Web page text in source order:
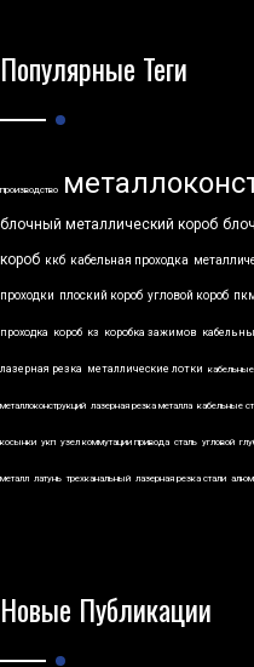
Популярные Теги
производство
блочный металлический короб
короб ккб кабельная проходка
проходки плоский короб угловой короб
проходка короб кз коробка зажимов
лазерная резка металлические лотки
металлоконструкций лазерная резка металла кабельные
косынки укп узел коммутации привода сталь угловой
металл латунь трехканальный лазерная резка стали
Новые Публикации